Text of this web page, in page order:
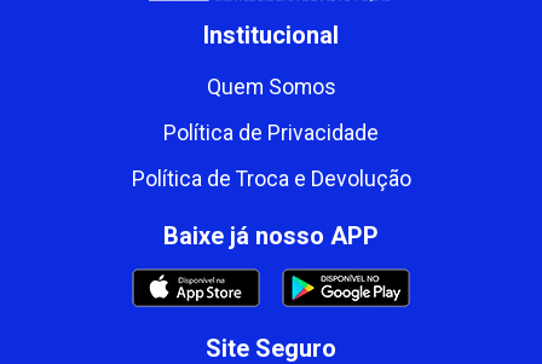
Institucional
Quem Somos
Política de Privacidade
Política de Troca e Devolução
Baixe já nosso APP
Site Seguro